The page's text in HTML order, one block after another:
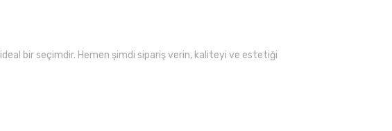
ideal bir seçimdir. Hemen şimdi sipariş verin, kaliteyi ve estetiği